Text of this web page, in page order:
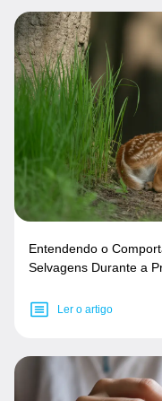
Entendendo o
Selvagens Durante a
Ler o artigo